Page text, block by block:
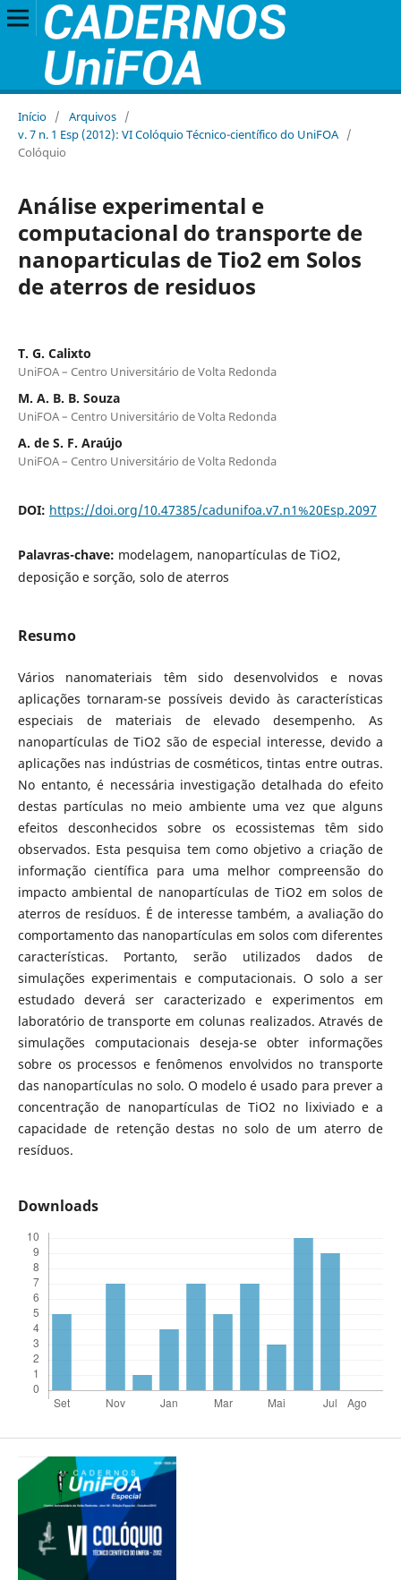
Início / Arquivos /
v. 7 n. 1 Esp (2012): VI Colóquio Técnico-científico do UniFOA /
Colóquio
Análise experimental e
computacional do transporte de
nanoparticulas de Tio2 em Solos
de aterros de residuos
T. G. Calixto
UniFOA – Centro Universitário de Volta Redonda
M. A. B. B. Souza
UniFOA – Centro Universitário de Volta Redonda
A. de S. F. Araújo
UniFOA – Centro Universitário de Volta Redonda
DOI: https://doi.org/10.47385/cadunifoa.v7.n1%20Esp.2097
Palavras-chave: modelagem, nanopartículas de TiO2,
deposição e sorção, solo de aterros
Resumo
Vários nanomateriais têm sido desenvolvidos e novas
aplicações tornaram-se possíveis devido às características
especiais de materiais de elevado desempenho. As
nanopartículas de TiO2 são de especial interesse, devido a
aplicações nas indústrias de cosméticos, tintas entre outras.
No entanto, é necessária investigação detalhada do efeito
destas partículas no meio ambiente uma vez que alguns
efeitos desconhecidos sobre os ecossistemas têm sido
observados. Esta pesquisa tem como objetivo a criação de
informação científica para uma melhor compreensão do
impacto ambiental de nanopartículas de TiO2 em solos de
aterros de resíduos. É de interesse também, a avaliação do
comportamento das nanopartículas em solos com diferentes
características. Portanto, serão utilizados dados de
simulações experimentais e computacionais. O solo a ser
estudado deverá ser caracterizado e experimentos em
laboratório de transporte em colunas realizados. Através de
simulações computacionais deseja-se obter informações
sobre os processos e fenômenos envolvidos no transporte
das nanopartículas no solo. O modelo é usado para prever a
concentração de nanopartículas de TiO2 no lixiviado e a
capacidade de retenção destas no solo de um aterro de
resíduos.
Downloads